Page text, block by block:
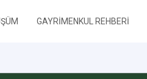
GAYRİMENKUL REHBERİ